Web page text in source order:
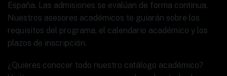
España. Las admisiones se evalúan de forma continua.
Nuestros asesores académicos te guiarán sobre los
requisitos del programa, el calendario académico y los
plazos de inscripción.
¿Quieres conocer todo nuestro catálogo académico?